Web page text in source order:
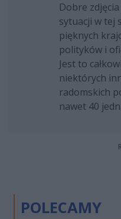
Dobre
sytuacji w tej
pięknych
polityków i
Jest to
niektórych
radomskich
nawet 40
POLECAMY